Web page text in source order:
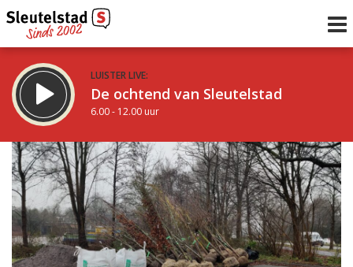
LUISTER LIVE:
De ochtend van Sleutelstad
6.00 - 12.00 uur
STRAKS:
De middag van Sleutelstad
12.00 - 19.00 uur
Vorig uur
uur 1 van 0 Volgend uur
Inklappen